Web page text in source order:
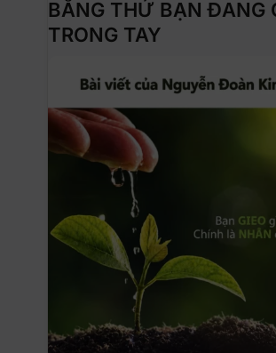
BẰNG THỨ BẠN ĐANG
TRONG TAY